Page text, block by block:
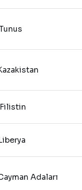
Filistin
Adaları